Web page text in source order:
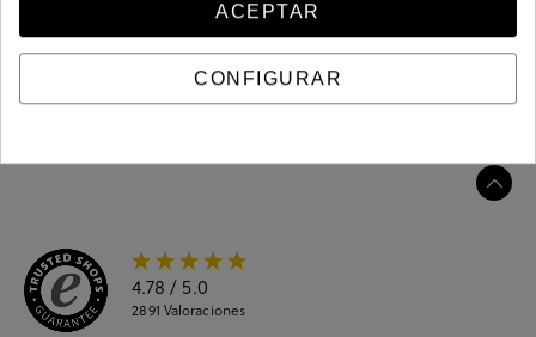
Ciudados y limpieza
4.78 / 5.0
2891 Valoraciones
ACEPTAR
CONFIGURAR